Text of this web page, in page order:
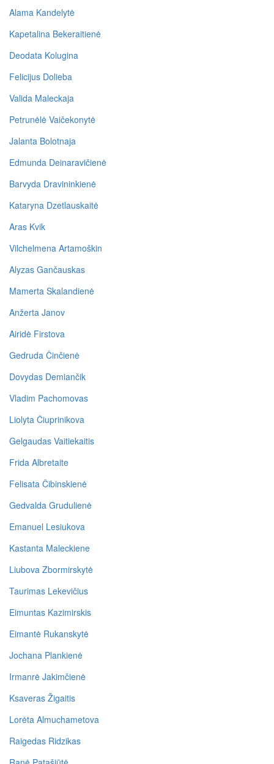
Alama Kandelytė
Kapetalina Bekeraitienė
Deodata Kolugina
Felicijus Dolieba
Valida Maleckaja
Petrunėlė Vaičekonytė
Jalanta Bolotnaja
Edmunda Deinaravičienė
Barvyda Dravininkienė
Kataryna Dzetlauskaitė
Aras Kvik
Vilchelmena Artamoškin
Alyzas Gančauskas
Mamerta Skalandienė
Anžerta Janov
Airidė Firstova
Gedruda Činčienė
Dovydas Demiančik
Vladim Pachomovas
Liolyta Čiuprinikova
Gelgaudas Vaitiekaitis
Frida Albretaite
Felisata Čibinskienė
Gedvalda Grudulienė
Emanuel Lesiukova
Kastanta Maleckiene
Liubova Zbormirskytė
Taurimas Lekevičius
Eimuntas Kazimirskis
Eimantė Rukanskytė
Jochana Plankienė
Irmanrė Jakimčienė
Ksaveras Žigaitis
Lorėta Almuchametova
Raigedas Ridzikas